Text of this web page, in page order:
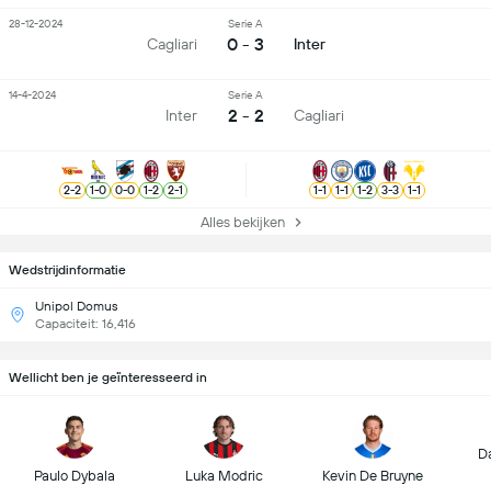
Wedstrijdinformatie
Unipol Domus
Capaciteit: 16,416
Cagliari
Serie A
0 - 3 Inter
28-12-2024
Inter
Serie A
2 - 2 Cagliari
14-4-2024
2-2 1-0 0-0 1-2 2-1 1-1 1-1 1-2 3-3 1-1
Alles bekijken
Wellicht ben je geïnteresseerd in
Paulo Dybala Luka Modric Kevin De Bruyne